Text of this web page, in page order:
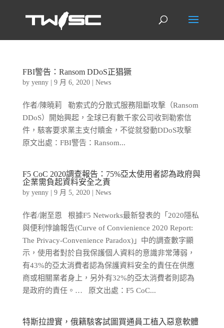
FBI警告：Ransom DDoS正猖獗
by yenny| 9 月 6, 2020| News
作者/陳曉莉 勒索式的分散式服務阻斷攻擊（Ransom
DDoS）開始興起，全球已有數千家公司收到勒索信
件，駭客要求業主支付贖金，不從就發動DDoS攻擊
原文出處：FBI警告：Ransom...
F5 CoC 2020調查報告：75%亞太使用者認為政府與
企業需負起資料安全之責
by yenny| 9 月 5, 2020| News
作者/謝至恩 根據F5 Networks最新發表的「2020隱私
與便利悖論報告(Curve of Convienience 2020 Report:
The Privacy-Convenience Paradox)」中的調查數字顯
示，使用者對於自我保護個人資料的意識非常薄弱，
有43%的亞太消費者認為保護資料安全的責任在供應
商或相關業者身上，另外有32%的亞太消費者則認為
是政府的責任。… 原文出處：F5 CoC...
特斯拉證實，俄籍駭客試圖買通員工植入惡意軟體